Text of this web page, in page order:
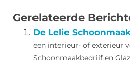
Gerelateerde
De Lelie
een interieur- of exterieur
Schoonmaakbedrijf en